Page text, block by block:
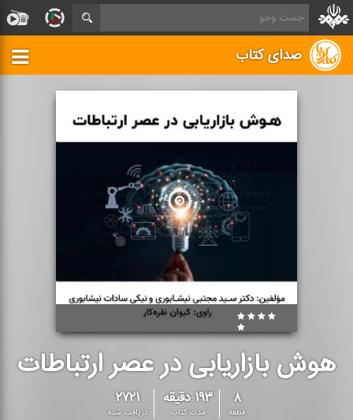
صدای کتاب
هوش بازاریابی در عصر ارتباطات
۸
قطعه
۱۹۳ دقیقه
مدت کتاب
۲۷۲۱
دریافت شده